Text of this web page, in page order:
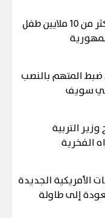
«الصحة» تعلن فحص أكثر من 10 ملايين طفل
ضبط المتهم بالنصب
سويف
التربية
الفخرية
الأمريكية الجديدة
إلى طاولة